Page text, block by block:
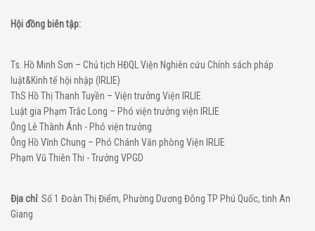
Hội đồng biên tập:
Ts. Hồ Minh Sơn – Chủ tịch HĐQL Viện Nghiên cứu Chính sách pháp
luật&Kinh tế hội nhập (IRLIE)
ThS Hồ Thị Thanh Tuyền – Viện trưởng Viện IRLIE
Luật gia Phạm Trắc Long – Phó viện trưởng viện IRLIE
Ông Lê Thành Ánh - Phó viện trưởng
Ông Hồ Vĩnh Chung – Phó Chánh Văn phòng Viện IRLIE
Phạm Vũ Thiên Thi - Trưởng VPGD
Địa chỉ: Số 1 Đoàn Thị Điểm, Phường Dương Đông TP Phú Quốc, tinh An
Giang